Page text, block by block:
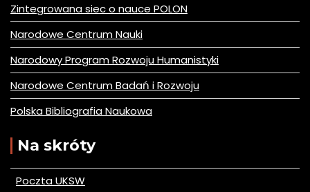
Zintegrowana siec o nauce POLON
Narodowe Centrum Nauki
Narodowy Program Rozwoju Humanistyki
Narodowe Centrum Badań i Rozwoju
Polska Bibliografia Naukowa
Na skróty
Poczta UKSW